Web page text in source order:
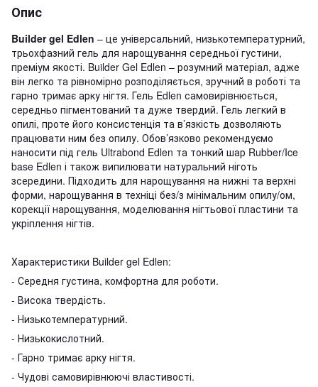
Опис
Builder gel Edlen – це універсальний, низькотемпературний,
трьохфазний гель для нарощування середньої густини,
преміум якості. Builder Gel Edlen – розумний матеріал, адже
він легко та рівномірно розподіляється, зручний в роботі та
гарно тримає арку нігтя. Гель Edlen самовирівнюється,
середньо пігментований та дуже твердий. Гель легкий в
опилі, проте його консистенція та в’язкість дозволяють
працювати ним без опилу. Обов’язково рекомендуємо
наносити під гель Ultrabond Edlen та тонкий шар Rubber/Ice
base Edlen і також випилювати натуральний ніготь
зсередини. Підходить для нарощування на нижні та верхні
форми, нарощування в техніці без/з мінімальним опилу/ом,
корекції нарощування, моделювання нігтьової пластини та
укріплення нігтів.
Характеристики Builder gel Edlen:
- Середня густина, комфортна для роботи.
- Висока твердість.
- Низькотемпературний.
- Низькокислотний.
- Гарно тримає арку нігтя.
- Чудові самовирівнюючі властивості.